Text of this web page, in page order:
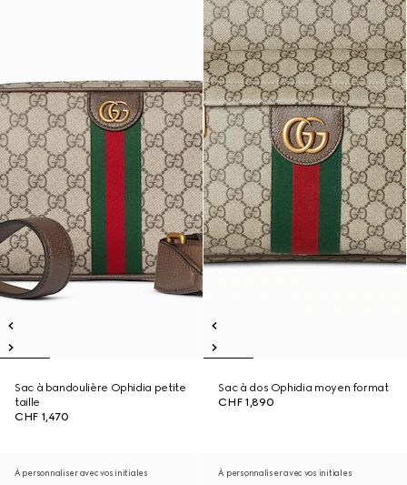
Sac à bandoulière Ophidia petite
taille
CHF 1,470
Sac à dos Ophidia moyen format
CHF 1,890
À personnaliser avec vos initiales À personnaliser avec vos initiales